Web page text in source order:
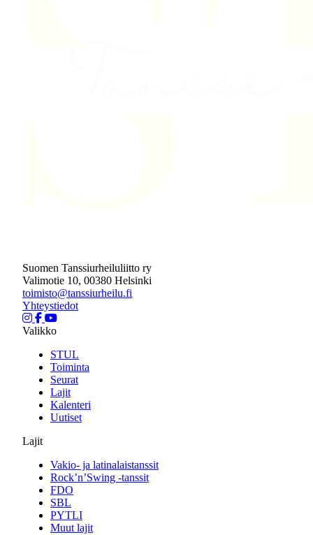
Suomen Tanssiurheiluliitto ry
Valimotie 10, 00380 Helsinki
toimisto@tanssiurheilu.fi
Yhteystiedot
Valikko
STUL
Toiminta
Seurat
Lajit
Kalenteri
Uutiset
Lajit
Vakio- ja latinalaistanssit
Rock’n’Swing -tanssit
FDO
SBL
PYTLI
Muut lajit